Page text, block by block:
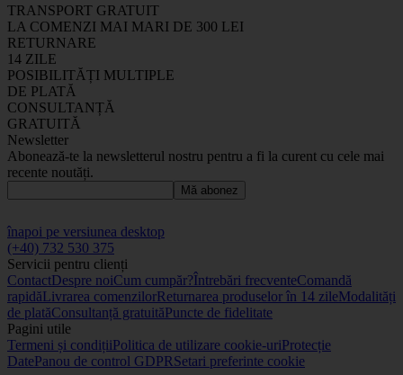
TRANSPORT GRATUIT
LA COMENZI MAI MARI DE 300 LEI
RETURNARE
14 ZILE
POSIBILITĂȚI MULTIPLE
DE PLATĂ
CONSULTANȚĂ
GRATUITĂ
Newsletter
Abonează-te la newsletterul nostru pentru a fi la curent cu cele mai
recente noutăți.
Mă abonez
înapoi pe versiunea desktop
(+40) 732 530 375
Servicii pentru clienți
ContactDespre noiCum cumpăr?Întrebări frecventeComandă
rapidăLivrarea comenzilorReturnarea produselor în 14 zileModalități
de platăConsultanță gratuităPuncte de fidelitate
Pagini utile
Termeni și condițiiPolitica de utilizare cookie-uriProtecție
DatePanou de control GDPRSetari preferinte cookie